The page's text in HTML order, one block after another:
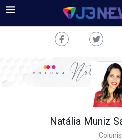
Natália Muniz